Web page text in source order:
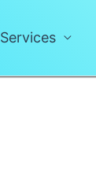
Services